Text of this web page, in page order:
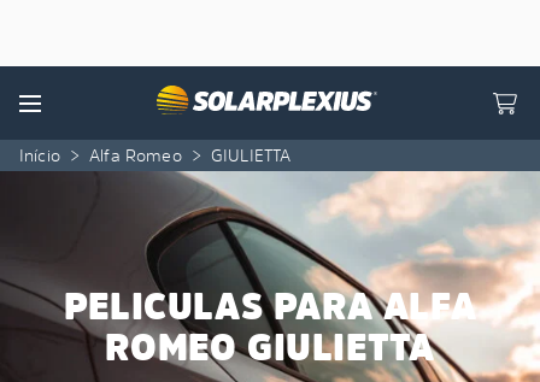
Menu
Início > Alfa Romeo > GIULIETTA
PELICULAS PARA ALFA
ROMEO GIULIETTA